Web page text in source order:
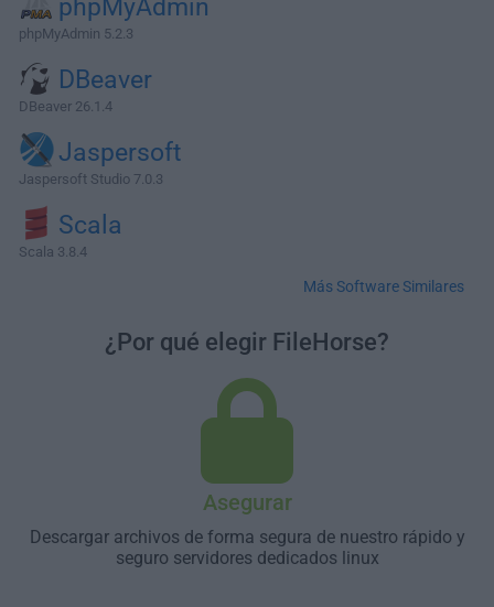
phpMyAdmin
phpMyAdmin 5.2.3
DBeaver
DBeaver 26.1.4
Jaspersoft
Jaspersoft Studio 7.0.3
Scala
Scala 3.8.4
Más Software Similares
¿Por qué elegir FileHorse?
Asegurar
Descargar archivos de forma segura de nuestro rápido y
seguro servidores dedicados linux